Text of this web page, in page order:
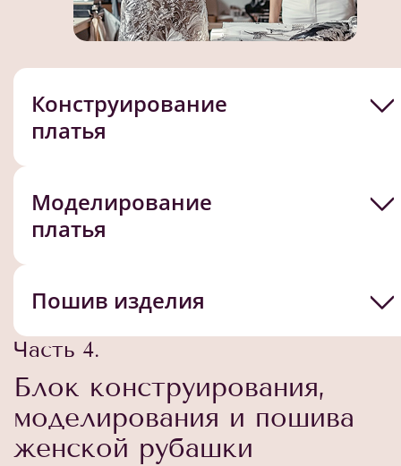
Конструирование
платья
Моделирование
платья
Пошив изделия
Часть 4.
Блок конструирования,
моделирования и пошива
женской рубашки